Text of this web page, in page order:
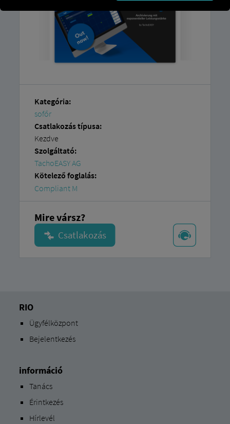
Kategória:
sofőr
Csatlakozás típusa:
Kezdve
Szolgáltató:
TachoEASY AG
Kötelező foglalás:
Compliant M
Mire vársz?
RIO
Ügyfélközpont
Bejelentkezés
információ
Tanács
Érintkezés
Hírlevél